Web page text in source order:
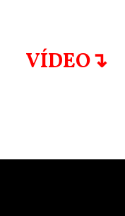
VÍDEO↴